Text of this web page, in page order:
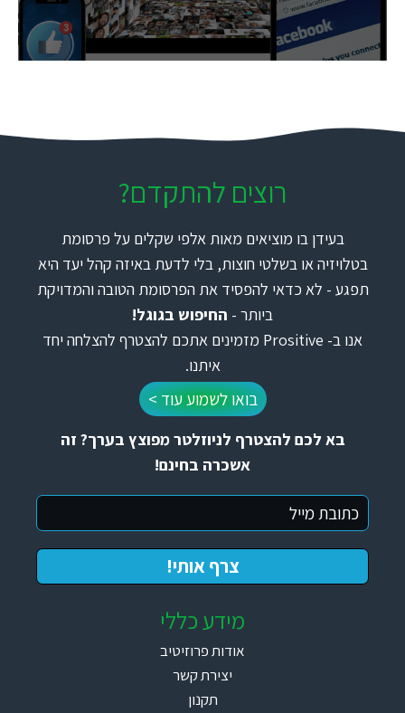
רוצים להתקדם?
בעידן בו מוציאים מאות אלפי שקלים על פרסומת
בטלויזיה או בשלטי חוצות, בלי לדעת באיזה קהל יעד היא
תפגע - לא כדאי להפסיד את הפרסומת הטובה והמדויקת
ביותר - החיפוש בגוגל!
אנו ב- Prositive מזמינים אתכם להצטרף להצלחה יחד
איתנו.
בואו לשמוע עוד >
בא לכם להצטרף לניוזלטר מפוצץ בערך? זה
אשכרה בחינם!
מידע כללי
אודות פרוזיטיב
יצירת קשר
תקנון